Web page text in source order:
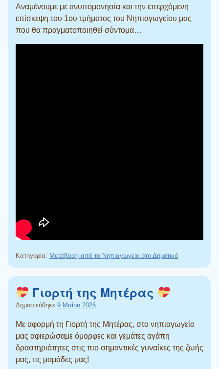
Αναμένουμε με ανυπομονησία και την επερχόμενη
επίσκεψη του 1ου τμήματος του Νηπιαγωγείου μας
που θα πραγματοποιηθεί σύντομα…
Κατηγορία: Μετάβαση από το Νηπιαγωγείο στο Δημοτικό
Γιορτή της Μητέρας
Δημοσιεύθηκε 9 Μαΐου 2026
Με αφορμή τη Γιορτή της Μητέρας, στο νηπιαγωγείο
μας αφιερώσαμε όμορφες και γεμάτες αγάπη
δραστηριότητες στις πιο σημαντικές γυναίκες της ζωής
μας, τις μαμάδες μας!